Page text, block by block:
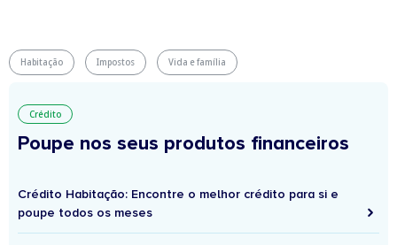
Habitação Impostos Vida e família
Crédito
Poupe nos seus produtos financeiros
Crédito Habitação: Encontre o melhor crédito para si e
poupe todos os meses